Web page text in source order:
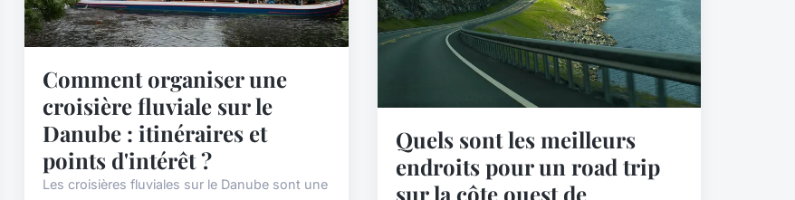
Comment organiser une
croisière fluviale sur le
Danube : itinéraires et
points d'intérêt ?
Les croisières fluviales sur le Danube sont une
Quels sont les meilleurs
endroits pour un road trip
sur la côte ouest de